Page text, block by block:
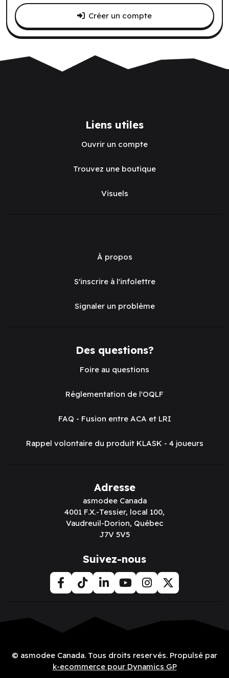
Créer un compte
Liens utiles
Ouvrir un compte
Trouvez une boutique
Visuels
À propos
S'inscrire à l'infolettre
Signaler un problème
Des questions?
Foire au questions
Réglementation de l'OQLF
FAQ - Fusion entre ACA et LRI
Rappel volontaire du produit KLASK - 4 joueurs
Adresse
asmodee Canada
4001 F.X.-Tessier, local 100,
Vaudreuil-Dorion, Québec
J7V 5V5
Suivez-nous
© asmodee Canada. Tous droits reservés. Propulsé par
k-ecommerce pour Dynamics GP